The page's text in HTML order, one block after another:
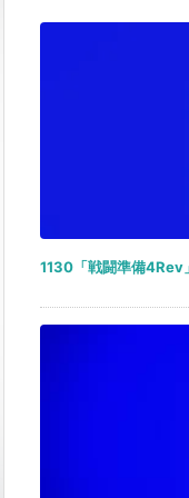
1130「戦闘準備4Rev」